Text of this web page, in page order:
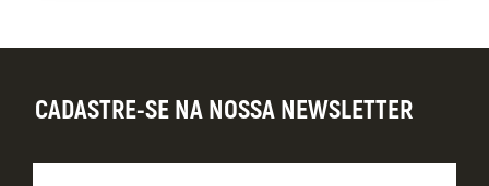
CADASTRE-SE NA NOSSA NEWSLETTER